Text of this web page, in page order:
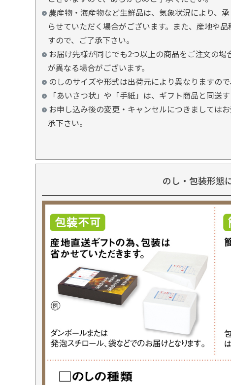
農産物・海産物など生鮮品は、気象状況により、
らせていただく場合がございます。また、産地や
すので、ご了承下さい。
お届け先様が同じでも2つ以上の商品をご注文の
が異なる場合がございます。
のしのサイズや形式は出荷元により異なりますので
「あいさつ状」や「手紙」は、ギフト商品と同送
お申し込み後の変更・キャンセルにつきましては
承下さい。
のし・包装形態